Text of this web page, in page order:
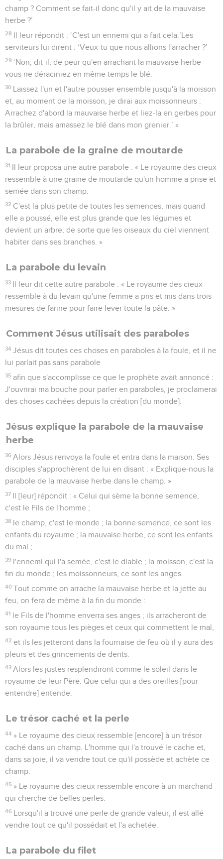
champ ? Comment se fait-il donc qu'il y ait de la mauvaise
herbe ?’
28 Il leur répondit : ‘C'est un ennemi qui a fait cela.’Les
serviteurs lui dirent : ‘Veux-tu que nous allions l'arracher ?’
29 ‘Non, dit-il, de peur qu'en arrachant la mauvaise herbe
vous ne déraciniez en même temps le blé.
30 Laissez l'un et l'autre pousser ensemble jusqu'à la moisson
et, au moment de la moisson, je dirai aux moissonneurs :
Arrachez d'abord la mauvaise herbe et liez-la en gerbes pour
la brûler, mais amassez le blé dans mon grenier.’ »
La parabole de la graine de moutarde
31 Il leur proposa une autre parabole : « Le royaume des cieux
ressemble à une graine de moutarde qu'un homme a prise et
semée dans son champ.
32 C'est la plus petite de toutes les semences, mais quand
elle a poussé, elle est plus grande que les légumes et
devient un arbre, de sorte que les oiseaux du ciel viennent
habiter dans ses branches. »
La parabole du levain
33 Il leur dit cette autre parabole : « Le royaume des cieux
ressemble à du levain qu'une femme a pris et mis dans trois
mesures de farine pour faire lever toute la pâte. »
Comment Jésus utilisait des paraboles
34 Jésus dit toutes ces choses en paraboles à la foule, et il ne
lui parlait pas sans parabole
35 afin que s'accomplisse ce que le prophète avait annoncé :
J'ouvrirai ma bouche pour parler en paraboles, je proclamerai
des choses cachées depuis la création [du monde].
Jésus explique la parabole de la mauvaise
herbe
36 Alors Jésus renvoya la foule et entra dans la maison. Ses
disciples s'approchèrent de lui en disant : « Explique-nous la
parabole de la mauvaise herbe dans le champ. »
37 Il [leur] répondit : « Celui qui sème la bonne semence,
c'est le Fils de l'homme ;
38 le champ, c'est le monde ; la bonne semence, ce sont les
enfants du royaume ; la mauvaise herbe, ce sont les enfants
du mal ;
39 l'ennemi qui l'a semée, c'est le diable ; la moisson, c'est la
fin du monde ; les moissonneurs, ce sont les anges.
40 Tout comme on arrache la mauvaise herbe et la jette au
feu, on fera de même à la fin du monde :
41 le Fils de l'homme enverra ses anges ; ils arracheront de
son royaume tous les pièges et ceux qui commettent le mal,
42 et ils les jetteront dans la fournaise de feu où il y aura des
pleurs et des grincements de dents.
43 Alors les justes resplendiront comme le soleil dans le
royaume de leur Père. Que celui qui a des oreilles [pour
entendre] entende.
Le trésor caché et la perle
44 » Le royaume des cieux ressemble [encore] à un trésor
caché dans un champ. L'homme qui l'a trouvé le cache et,
dans sa joie, il va vendre tout ce qu'il possède et achète ce
champ.
45 » Le royaume des cieux ressemble encore à un marchand
qui cherche de belles perles.
46 Lorsqu'il a trouvé une perle de grande valeur, il est allé
vendre tout ce qu'il possédait et l'a achetée.
La parabole du filet